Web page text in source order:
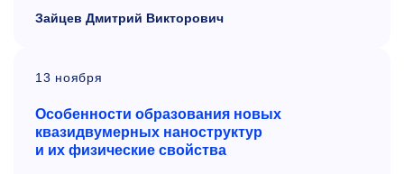
Зайцев Дмитрий Викторович
13 ноября
Особенности образования новых
квазидвумерных наноструктур
и их физические свойства